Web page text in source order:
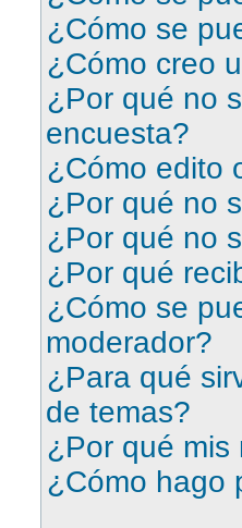
¿Cómo se
¿Cómo creo
¿Por qué no
encuesta?
¿Cómo edito
¿Por qué no
¿Por qué no
¿Por qué
¿Cómo se
moderador?
¿Para qué
de temas?
¿Por qué mis
¿Cómo hago